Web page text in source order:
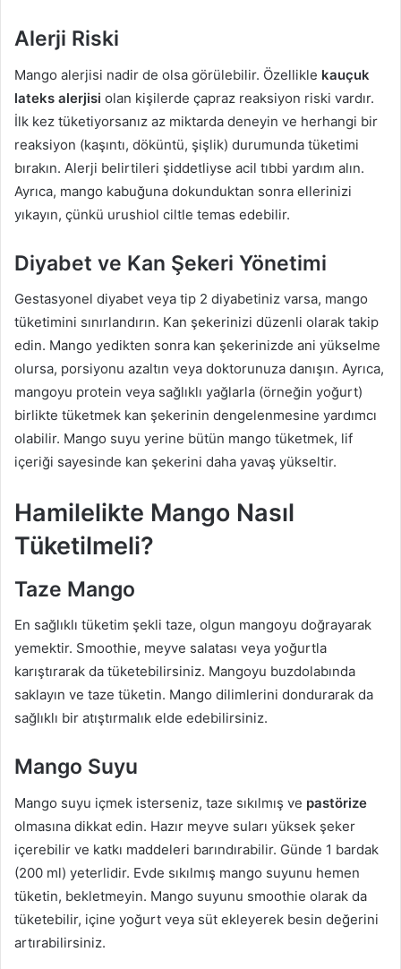
Alerji Riski
Mango alerjisi nadir de olsa görülebilir. Özellikle kauçuk
lateks alerjisi olan kişilerde çapraz reaksiyon riski vardır.
İlk kez tüketiyorsanız az miktarda deneyin ve herhangi bir
reaksiyon (kaşıntı, döküntü, şişlik) durumunda tüketimi
bırakın. Alerji belirtileri şiddetliyse acil tıbbi yardım alın.
Ayrıca, mango kabuğuna dokunduktan sonra ellerinizi
yıkayın, çünkü urushiol ciltle temas edebilir.
Diyabet ve Kan Şekeri Yönetimi
Gestasyonel diyabet veya tip 2 diyabetiniz varsa, mango
tüketimini sınırlandırın. Kan şekerinizi düzenli olarak takip
edin. Mango yedikten sonra kan şekerinizde ani yükselme
olursa, porsiyonu azaltın veya doktorunuza danışın. Ayrıca,
mangoyu protein veya sağlıklı yağlarla (örneğin yoğurt)
birlikte tüketmek kan şekerinin dengelenmesine yardımcı
olabilir. Mango suyu yerine bütün mango tüketmek, lif
içeriği sayesinde kan şekerini daha yavaş yükseltir.
Hamilelikte Mango Nasıl
Tüketilmeli?
Taze Mango
En sağlıklı tüketim şekli taze, olgun mangoyu doğrayarak
yemektir. Smoothie, meyve salatası veya yoğurtla
karıştırarak da tüketebilirsiniz. Mangoyu buzdolabında
saklayın ve taze tüketin. Mango dilimlerini dondurarak da
sağlıklı bir atıştırmalık elde edebilirsiniz.
Mango Suyu
Mango suyu içmek isterseniz, taze sıkılmış ve pastörize
olmasına dikkat edin. Hazır meyve suları yüksek şeker
içerebilir ve katkı maddeleri barındırabilir. Günde 1 bardak
(200 ml) yeterlidir. Evde sıkılmış mango suyunu hemen
tüketin, bekletmeyin. Mango suyunu smoothie olarak da
tüketebilir, içine yoğurt veya süt ekleyerek besin değerini
artırabilirsiniz.